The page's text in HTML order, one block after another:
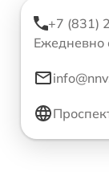
+7 (831)
Ежедневно